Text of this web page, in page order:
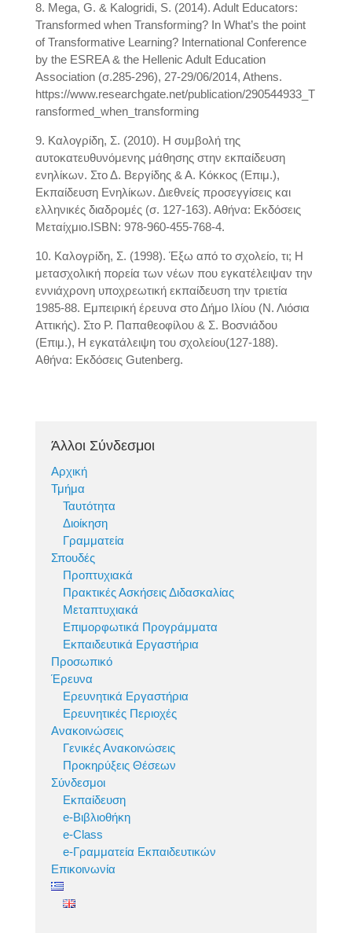
8. Mega, G. & Kalogridi, S. (2014). Adult Educators:
Transformed when Transforming? In What’s the point
of Transformative Learning? International Conference
by the ESREA & the Hellenic Adult Education
Association (σ.285-296), 27-29/06/2014, Athens.
https://www.researchgate.net/publication/290544933_T
ransformed_when_transforming
9. Καλογρίδη, Σ. (2010). Η συμβολή της
αυτοκατευθυνόμενης μάθησης στην εκπαίδευση
ενηλίκων. Στο Δ. Βεργίδης & Α. Κόκκος (Επιμ.),
Εκπαίδευση Ενηλίκων. Διεθνείς προσεγγίσεις και
ελληνικές διαδρομές (σ. 127-163). Αθήνα: Εκδόσεις
Μεταίχμιο.ISBN: 978-960-455-768-4.
10. Καλογρίδη, Σ. (1998). Έξω από το σχολείο, τι; Η
μετασχολική πορεία των νέων που εγκατέλειψαν την
εννιάχρονη υποχρεωτική εκπαίδευση την τριετία
1985-88. Εμπειρική έρευνα στο Δήμο Ιλίου (Ν. Λιόσια
Αττικής). Στο Ρ. Παπαθεοφίλου & Σ. Βοσνιάδου
(Επιμ.), Η εγκατάλειψη του σχολείου(127-188).
Αθήνα: Εκδόσεις Gutenberg.
Άλλοι Σύνδεσμοι
Αρχική
Τμήμα
Ταυτότητα
Διοίκηση
Γραμματεία
Σπουδές
Προπτυχιακά
Πρακτικές Ασκήσεις Διδασκαλίας
Μεταπτυχιακά
Επιμορφωτικά Προγράμματα
Εκπαιδευτικά Εργαστήρια
Προσωπικό
Έρευνα
Ερευνητικά Εργαστήρια
Ερευνητικές Περιοχές
Ανακοινώσεις
Γενικές Ανακοινώσεις
Προκηρύξεις Θέσεων
Σύνδεσμοι
Εκπαίδευση
e-Βιβλιοθήκη
e-Class
e-Γραμματεία Εκπαιδευτικών
Επικοινωνία